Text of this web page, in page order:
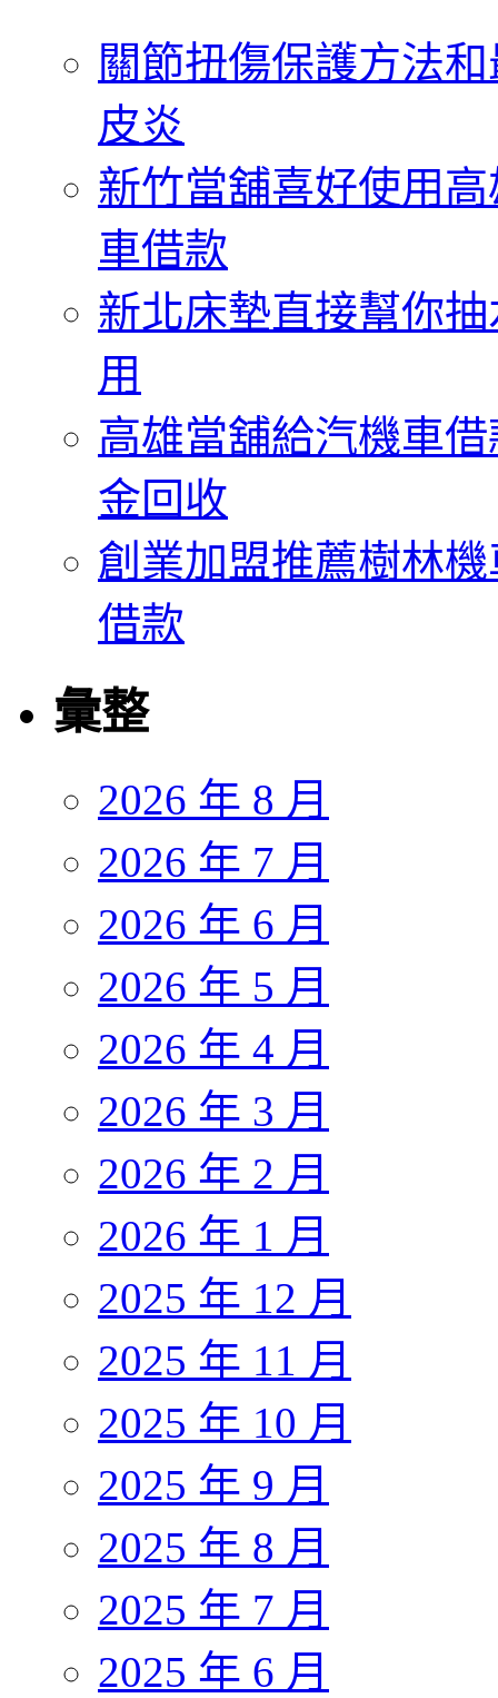
關節扭傷保護方法
皮炎
新竹當舖喜好使用
車借款
新北床墊直接幫你
用
高雄當舖給汽機車
金回收
創業加盟推薦樹林
借款
彙整
2026 年 8 月
2026 年 7 月
2026 年 6 月
2026 年 5 月
2026 年 4 月
2026 年 3 月
2026 年 2 月
2026 年 1 月
2025 年 12 月
2025 年 11 月
2025 年 10 月
2025 年 9 月
2025 年 8 月
2025 年 7 月
2025 年 6 月